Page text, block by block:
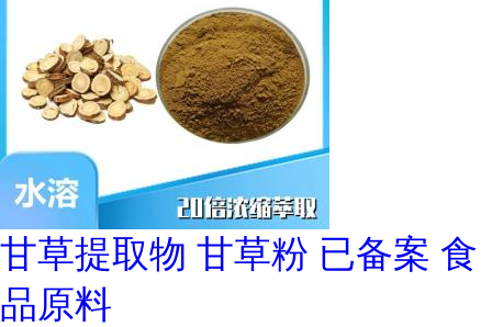
甘草提取物 甘草粉 已备案 食
品原料